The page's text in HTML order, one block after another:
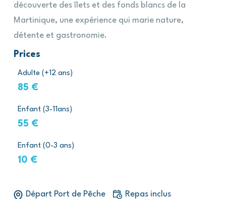
découverte des îlets et des fonds blancs de la
Martinique, une expérience qui marie nature,
détente et gastronomie.
Prices
Adulte (+12 ans)
85 €
Enfant (3-11ans)
55 €
Enfant (0-3 ans)
10 €
Départ Port de Pêche
Repas inclus